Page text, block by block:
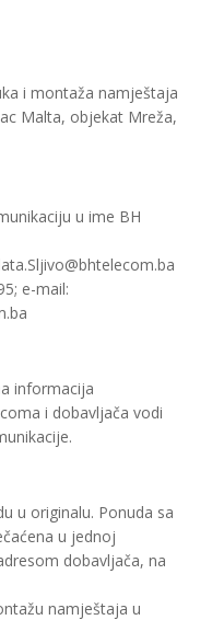
i montaža namještaja
Malta, objekat Mreža,
u ime BH
e-mail:
informacija
i dobavljača vodi
u originalu. Ponuda sa
u jednoj
dobavljača, na
namještaja u